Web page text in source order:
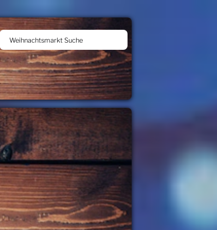
Weihnachtsmarkt Suche